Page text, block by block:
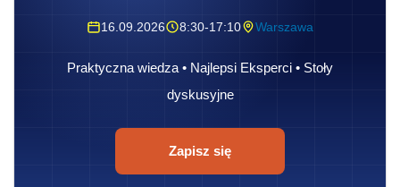
16.09.2026 8:30-17:10 Warszawa
Praktyczna wiedza • Najlepsi Eksperci • Stoły
dyskusyjne
Zapisz się